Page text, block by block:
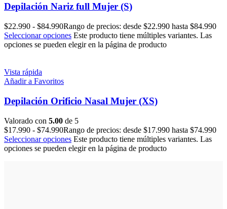
Depilación Nariz full Mujer (S)
$22.990 - $84.990Rango de precios: desde $22.990 hasta $84.990
Seleccionar opciones Este producto tiene múltiples variantes. Las
opciones se pueden elegir en la página de producto
Vista rápida
Añadir a Favoritos
Depilación Orificio Nasal Mujer (XS)
Valorado con 5.00 de 5
$17.990 - $74.990Rango de precios: desde $17.990 hasta $74.990
Seleccionar opciones Este producto tiene múltiples variantes. Las
opciones se pueden elegir en la página de producto